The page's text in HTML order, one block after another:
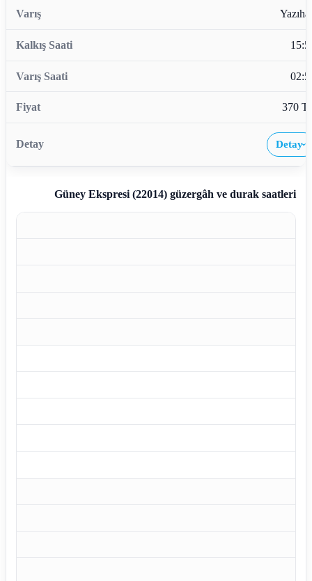
370
Detay›
Güney Ekspresi (22014)güzergâh ve durak saatleri